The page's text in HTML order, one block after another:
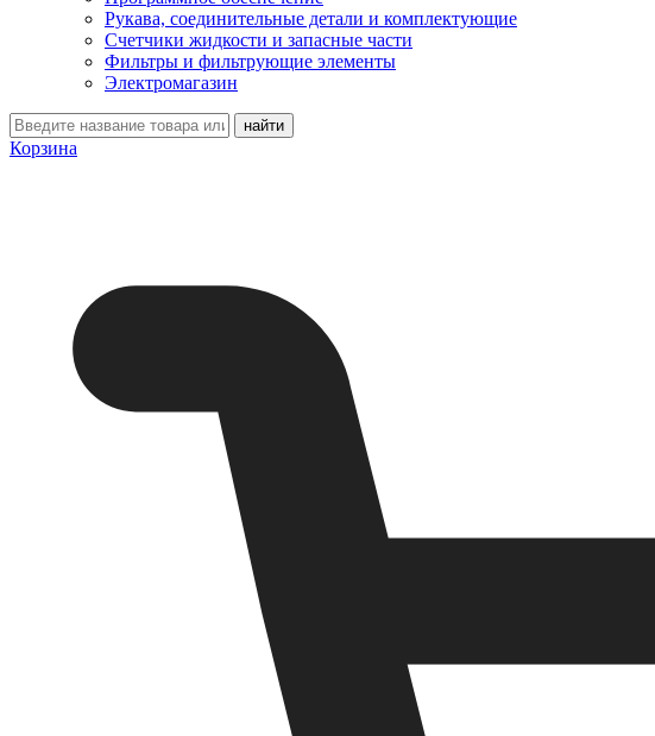
Рукава, соединительные детали и комплектующие
Счетчики жидкости и запасные части
Фильтры и фильтрующие элементы
Электромагазин
Корзина